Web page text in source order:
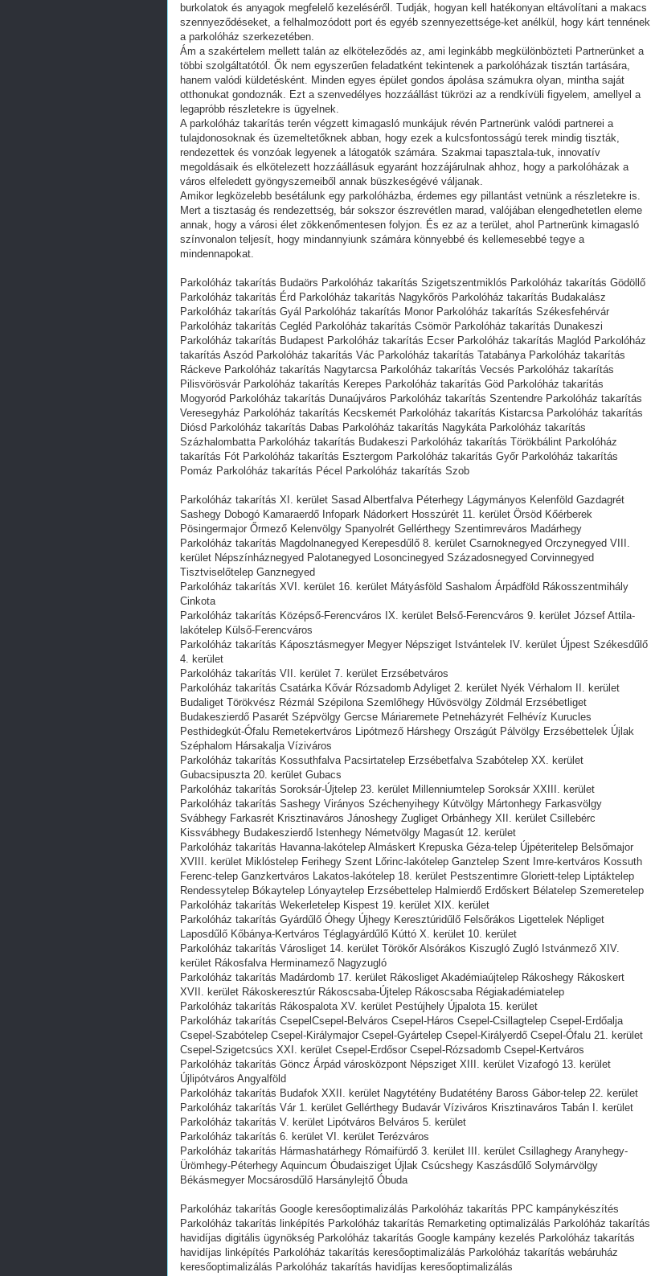
burkolatok és anyagok megfelelő kezeléséről. Tudják, hogyan kell hatékonyan eltávolítani a makacs
szennyeződéseket, a felhalmozódott port és egyéb szennyezettsége-ket anélkül, hogy kárt tennének
a parkolóház szerkezetében.
Ám a szakértelem mellett talán az elköteleződés az, ami leginkább megkülönbözteti Partnerünket a
többi szolgáltatótól. Ők nem egyszerűen feladatként tekintenek a parkolóházak tisztán tartására,
hanem valódi küldetésként. Minden egyes épület gondos ápolása számukra olyan, mintha saját
otthonukat gondoznák. Ezt a szenvedélyes hozzáállást tükrözi az a rendkívüli figyelem, amellyel a
legapróbb részletekre is ügyelnek.
A parkolóház takarítás terén végzett kimagasló munkájuk révén Partnerünk valódi partnerei a
tulajdonosoknak és üzemeltetőknek abban, hogy ezek a kulcsfontosságú terek mindig tiszták,
rendezettek és vonzóak legyenek a látogatók számára. Szakmai tapasztala-tuk, innovatív
megoldásaik és elkötelezett hozzáállásuk egyaránt hozzájárulnak ahhoz, hogy a parkolóházak a
város elfeledett gyöngyszemeiből annak büszkeségévé váljanak.
Amikor legközelebb besétálunk egy parkolóházba, érdemes egy pillantást vetnünk a részletekre is.
Mert a tisztaság és rendezettség, bár sokszor észrevétlen marad, valójában elengedhetetlen eleme
annak, hogy a városi élet zökkenőmentesen folyjon. És ez az a terület, ahol Partnerünk kimagasló
színvonalon teljesít, hogy mindannyiunk számára könnyebbé és kellemesebbé tegye a
mindennapokat.
Parkolóház takarítás Budaörs Parkolóház takarítás Szigetszentmiklós Parkolóház takarítás Gödöllő
Parkolóház takarítás Érd Parkolóház takarítás Nagykőrös Parkolóház takarítás Budakalász
Parkolóház takarítás Gyál Parkolóház takarítás Monor Parkolóház takarítás Székesfehérvár
Parkolóház takarítás Cegléd Parkolóház takarítás Csömör Parkolóház takarítás Dunakeszi
Parkolóház takarítás Budapest Parkolóház takarítás Ecser Parkolóház takarítás Maglód Parkolóház
takarítás Aszód Parkolóház takarítás Vác Parkolóház takarítás Tatabánya Parkolóház takarítás
Ráckeve Parkolóház takarítás Nagytarcsa Parkolóház takarítás Vecsés Parkolóház takarítás
Pilisvörösvár Parkolóház takarítás Kerepes Parkolóház takarítás Göd Parkolóház takarítás
Mogyoród Parkolóház takarítás Dunaújváros Parkolóház takarítás Szentendre Parkolóház takarítás
Veresegyház Parkolóház takarítás Kecskemét Parkolóház takarítás Kistarcsa Parkolóház takarítás
Diósd Parkolóház takarítás Dabas Parkolóház takarítás Nagykáta Parkolóház takarítás
Százhalombatta Parkolóház takarítás Budakeszi Parkolóház takarítás Törökbálint Parkolóház
takarítás Fót Parkolóház takarítás Esztergom Parkolóház takarítás Győr Parkolóház takarítás
Pomáz Parkolóház takarítás Pécel Parkolóház takarítás Szob
Parkolóház takarítás XI. kerület Sasad Albertfalva Péterhegy Lágymányos Kelenföld Gazdagrét
Sashegy Dobogó Kamaraerdő Infopark Nádorkert Hosszúrét 11. kerület Örsöd Kőérberek
Pösingermajor Őrmező Kelenvölgy Spanyolrét Gellérthegy Szentimreváros Madárhegy
Parkolóház takarítás Magdolnanegyed Kerepesdűlő 8. kerület Csarnoknegyed Orczynegyed VIII.
kerület Népszínháznegyed Palotanegyed Losoncinegyed Századosnegyed Corvinnegyed
Tisztviselőtelep Ganznegyed
Parkolóház takarítás XVI. kerület 16. kerület Mátyásföld Sashalom Árpádföld Rákosszentmihály
Cinkota
Parkolóház takarítás Középső-Ferencváros IX. kerület Belső-Ferencváros 9. kerület József Attila-
lakótelep Külső-Ferencváros
Parkolóház takarítás Káposztásmegyer Megyer Népsziget Istvántelek IV. kerület Újpest Székesdűlő
4. kerület
Parkolóház takarítás VII. kerület 7. kerület Erzsébetváros
Parkolóház takarítás Csatárka Kővár Rózsadomb Adyliget 2. kerület Nyék Vérhalom II. kerület
Budaliget Törökvész Rézmál Szépilona Szemlőhegy Hűvösvölgy Zöldmál Erzsébetliget
Budakeszierdő Pasarét Szépvölgy Gercse Máriaremete Petneházyrét Felhévíz Kurucles
Pesthidegkút-Ófalu Remetekertváros Lipótmező Hárshegy Országút Pálvölgy Erzsébettelek Újlak
Széphalom Hársakalja Víziváros
Parkolóház takarítás Kossuthfalva Pacsirtatelep Erzsébetfalva Szabótelep XX. kerület
Gubacsipuszta 20. kerület Gubacs
Parkolóház takarítás Soroksár-Újtelep 23. kerület Millenniumtelep Soroksár XXIII. kerület
Parkolóház takarítás Sashegy Virányos Széchenyihegy Kútvölgy Mártonhegy Farkasvölgy
Svábhegy Farkasrét Krisztinaváros Jánoshegy Zugliget Orbánhegy XII. kerület Csillebérc
Kissvábhegy Budakeszierdő Istenhegy Németvölgy Magasút 12. kerület
Parkolóház takarítás Havanna-lakótelep Almáskert Krepuska Géza-telep Újpéteritelep Belsőmajor
XVIII. kerület Miklóstelep Ferihegy Szent Lőrinc-lakótelep Ganztelep Szent Imre-kertváros Kossuth
Ferenc-telep Ganzkertváros Lakatos-lakótelep 18. kerület Pestszentimre Gloriett-telep Liptáktelep
Rendessytelep Bókaytelep Lónyaytelep Erzsébettelep Halmierdő Erdőskert Bélatelep Szemeretelep
Parkolóház takarítás Wekerletelep Kispest 19. kerület XIX. kerület
Parkolóház takarítás Gyárdűlő Óhegy Újhegy Keresztúridűlő Felsőrákos Ligettelek Népliget
Laposdűlő Kőbánya-Kertváros Téglagyárdűlő Kúttó X. kerület 10. kerület
Parkolóház takarítás Városliget 14. kerület Törökőr Alsórákos Kiszugló Zugló Istvánmező XIV.
kerület Rákosfalva Herminamező Nagyzugló
Parkolóház takarítás Madárdomb 17. kerület Rákosliget Akadémiaújtelep Rákoshegy Rákoskert
XVII. kerület Rákoskeresztúr Rákoscsaba-Újtelep Rákoscsaba Régiakadémiatelep
Parkolóház takarítás Rákospalota XV. kerület Pestújhely Újpalota 15. kerület
Parkolóház takarítás CsepelCsepel-Belváros Csepel-Háros Csepel-Csillagtelep Csepel-Erdőalja
Csepel-Szabótelep Csepel-Királymajor Csepel-Gyártelep Csepel-Királyerdő Csepel-Ófalu 21. kerület
Csepel-Szigetcsúcs XXI. kerület Csepel-Erdősor Csepel-Rózsadomb Csepel-Kertváros
Parkolóház takarítás Göncz Árpád városközpont Népsziget XIII. kerület Vizafogó 13. kerület
Újlipótváros Angyalföld
Parkolóház takarítás Budafok XXII. kerület Nagytétény Budatétény Baross Gábor-telep 22. kerület
Parkolóház takarítás Vár 1. kerület Gellérthegy Budavár Víziváros Krisztinaváros Tabán I. kerület
Parkolóház takarítás V. kerület Lipótváros Belváros 5. kerület
Parkolóház takarítás 6. kerület VI. kerület Terézváros
Parkolóház takarítás Hármashatárhegy Rómaifürdő 3. kerület III. kerület Csillaghegy Aranyhegy-
Ürömhegy-Péterhegy Aquincum Óbudaisziget Újlak Csúcshegy Kaszásdűlő Solymárvölgy
Békásmegyer Mocsárosdűlő Harsánylejtő Óbuda
Parkolóház takarítás Google keresőoptimalizálás Parkolóház takarítás PPC kampánykészítés
Parkolóház takarítás linképítés Parkolóház takarítás Remarketing optimalizálás Parkolóház takarítás
havidíjas digitális ügynökség Parkolóház takarítás Google kampány kezelés Parkolóház takarítás
havidíjas linképítés Parkolóház takarítás keresőoptimalizálás Parkolóház takarítás webáruház
keresőoptimalizálás Parkolóház takarítás havidíjas keresőoptimalizálás